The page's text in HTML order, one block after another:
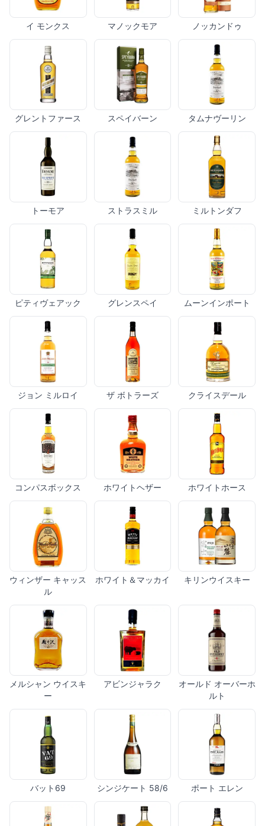
イ モンクス マノックモア ノッカンドゥ
グレントファース スペイバーン タムナヴーリン
トーモア ストラスミル ミルトンダフ
ピティヴェアック グレンスペイ ムーンインポート
ジョン ミルロイ ザ ボトラーズ クライスデール
コンパスボックス ホワイトヘザー ホワイトホース
ウィンザー キャッス
ル
ホワイト＆マッカイ キリンウイスキー
メルシャン ウイスキ
ー
アビンジャラク
オールド オーバーホ
ルト
バット69 シンジケート 58/6 ポート エレン